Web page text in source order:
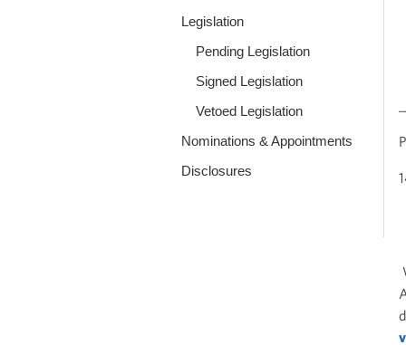
Legislation
Pending Legislation
Signed Legislation
Vetoed Legislation
Nominations & Appointments
Disclosures